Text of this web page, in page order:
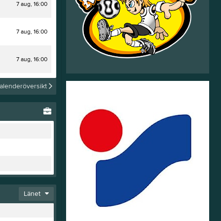
Visby
JOYNA
Gräsroten
Bli VAIK Sponsor
Bli
medlem
Medlemsåtaganden
Idrottsförsäkring
Medlemsavgift
Värdegrund
Barn och ungdom
Trafik
Spelarregistrering
Registrering
Övrigt
Klubbinfo
Domare
Ersättning domare
Traume
7 aug, 16:00
7 aug, 16:00
7 aug, 16:00
Länet